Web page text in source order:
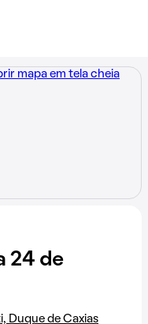
24 de
Duque de Caxias